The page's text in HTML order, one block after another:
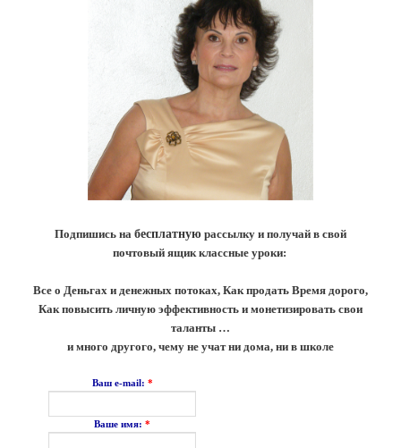
Подпишись на бесплатную рассылку и получай в свой
почтовый ящик классные уроки:
Все о Деньгах и денежных потоках, Как продать Время дорого,
Как повысить личную эффективность и монетизировать свои
таланты …
и много другого, чему не учат ни дома, ни в школе
Ваш e-mail: *
Ваше имя:*